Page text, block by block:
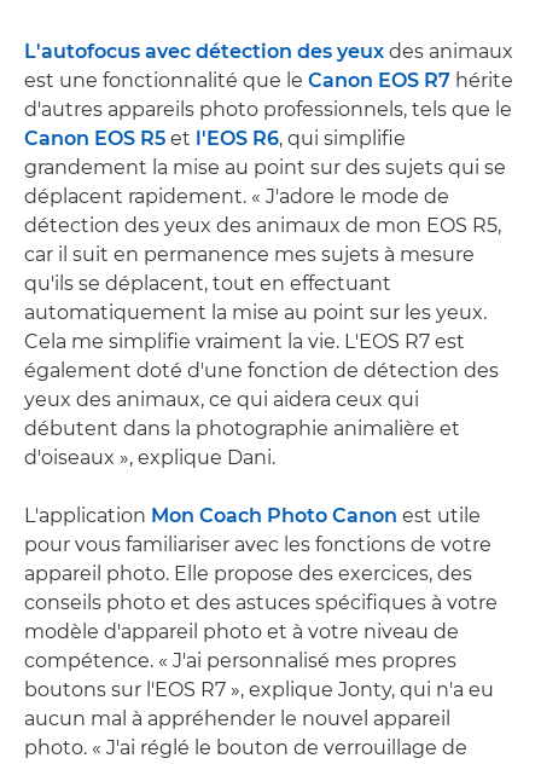
L'autofocus avec détection des yeux des animaux
est une fonctionnalité que le Canon EOS R7 hérite
d'autres appareils photo professionnels, tels que le
Canon EOS R5 et l'EOS R6, qui simplifie
grandement la mise au point sur des sujets qui se
déplacent rapidement. « J'adore le mode de
détection des yeux des animaux de mon EOS R5,
car il suit en permanence mes sujets à mesure
qu'ils se déplacent, tout en effectuant
automatiquement la mise au point sur les yeux.
Cela me simplifie vraiment la vie. L'EOS R7 est
également doté d'une fonction de détection des
yeux des animaux, ce qui aidera ceux qui
débutent dans la photographie animalière et
d'oiseaux », explique Dani.
L'application Mon Coach Photo Canon est utile
pour vous familiariser avec les fonctions de votre
appareil photo. Elle propose des exercices, des
conseils photo et des astuces spécifiques à votre
modèle d'appareil photo et à votre niveau de
compétence. « J'ai personnalisé mes propres
boutons sur l'EOS R7 », explique Jonty, qui n'a eu
aucun mal à appréhender le nouvel appareil
photo. « J'ai réglé le bouton de verrouillage de